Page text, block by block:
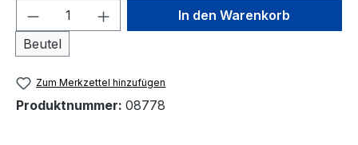
Produkt Anzahl: Gib den
Beutel
In den Warenkorb
Zum Merkzettel hinzufügen
Produktnummer: 08778